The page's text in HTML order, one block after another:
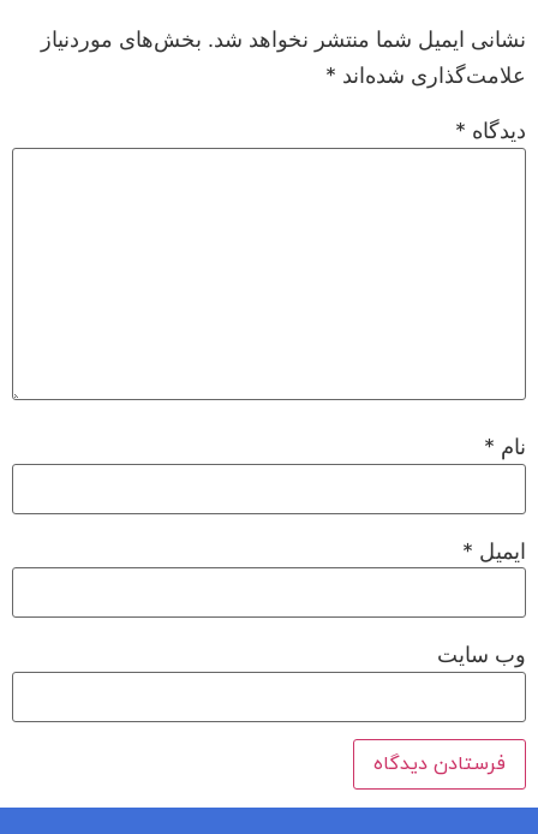
نشانی ایمیل شما منتشر نخواهد شد. بخش‌های موردنیاز
علامت‌گذاری شده‌اند *
دیدگاه *
نام *
ایمیل *
وب‌ سایت